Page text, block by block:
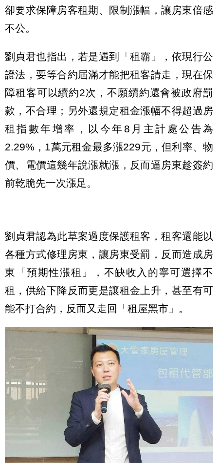
卻要求保障房客租期、限制漲幅，讓房東倍感
不公。
劉貞君也指出，若是遇到「租霸」，依現行公
證法，要等合約屆滿才能把租客請走，現在保
障租客可以續約2次，不願續約還會被政府罰
款，不合理；另外還規定租金漲幅不得超過房
租指數年增率，以今年8月主計處公告為
2.29%，1萬元租金最多漲229元，但利率、物
價、電價這幾年說漲就漲，反而逼房東趁簽約
前乾脆先一次漲足。
劉貞君認為此草案過度保護租客，租客還能以
各種方式修理房東，讓房東受罰，反而造成房
東「預期性漲租」，不缺收入的寧可選擇不
租，供給下降反而更是讓租金上升，甚至有可
能不打合約，反而又走回「租屋黑市」。